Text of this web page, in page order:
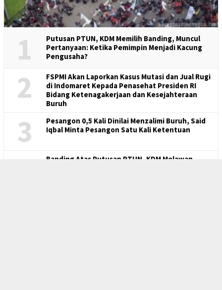
1
Putusan PTUN, KDM Memilih Banding, Muncul
Pertanyaan: Ketika Pemimpin Menjadi Kacung
Pengusaha?
2
FSPMI Akan Laporkan Kasus Mutasi dan Jual Rugi
di Indomaret Kepada Penasehat Presiden RI
Bidang Ketenagakerjaan dan Kesejahteraan
Buruh
3
Pesangon 0,5 Kali Dinilai Menzalimi Buruh, Said
Iqbal Minta Pesangon Satu Kali Ketentuan
Banding Atas Putusan PTUN, KDM Melawan